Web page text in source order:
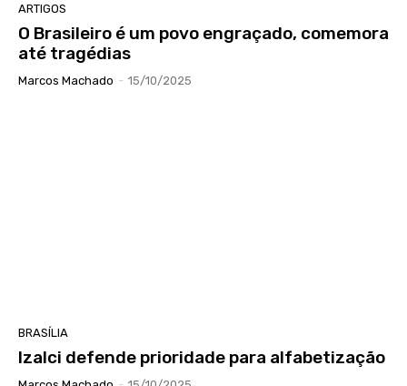
ARTIGOS
O Brasileiro é um povo engraçado, comemora
até tragédias
Marcos Machado - 15/10/2025
BRASÍLIA
Izalci defende prioridade para alfabetização